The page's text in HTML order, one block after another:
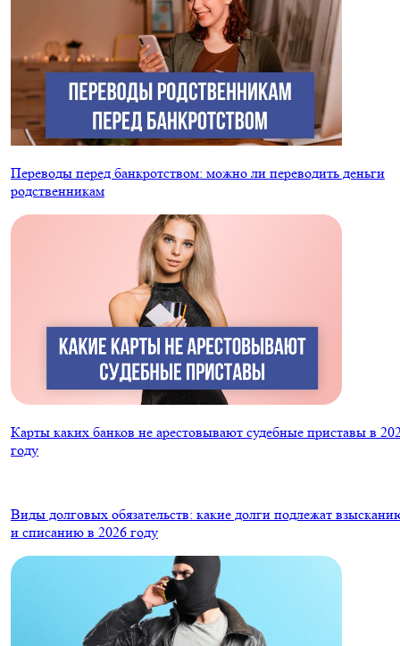
Переводы перед банкротством: можно ли переводить деньги
родственникам
Карты каких банков не арестовывают судебные приставы в
году
Виды долговых обязательств: какие долги подлежат
и списанию в 2026 году